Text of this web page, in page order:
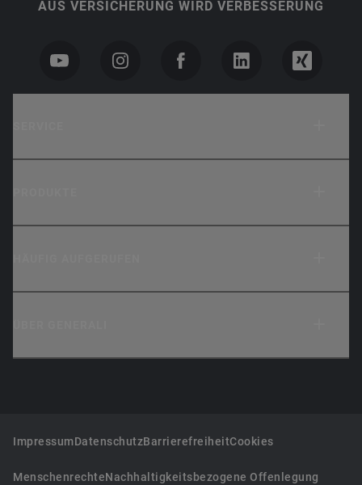
AUS VERSICHERUNG WIRD VERBESSERUNG
ImpressumDatenschutzBarrierefreiheitCookies
MenschenrechteNachhaltigkeitsbezogene Offenlegung